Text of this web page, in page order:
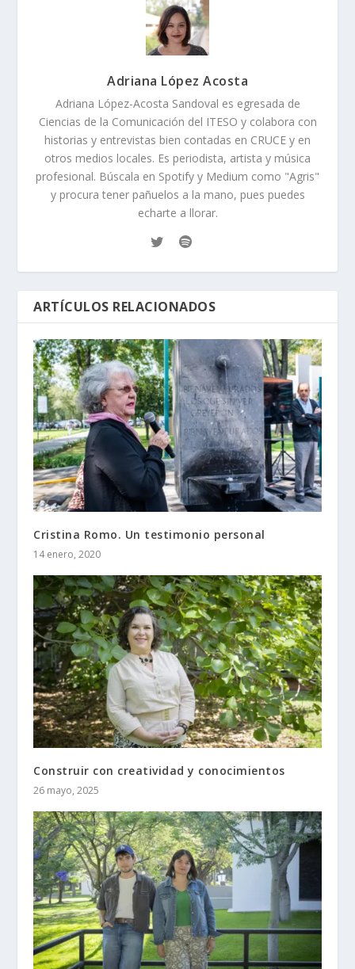
Adriana López Acosta
Adriana López-Acosta Sandoval es egresada de
Ciencias de la Comunicación del ITESO y colabora con
historias y entrevistas bien contadas en CRUCE y en
otros medios locales. Es periodista, artista y música
profesional. Búscala en Spotify y Medium como "Agris"
y procura tener pañuelos a la mano, pues puedes
echarte a llorar.
ARTÍCULOS RELACIONADOS
Cristina Romo. Un testimonio personal
14 enero, 2020
Construir con creatividad y conocimientos
26 mayo, 2025